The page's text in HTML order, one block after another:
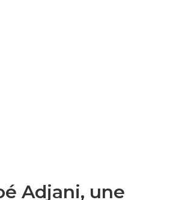
Adjani, une